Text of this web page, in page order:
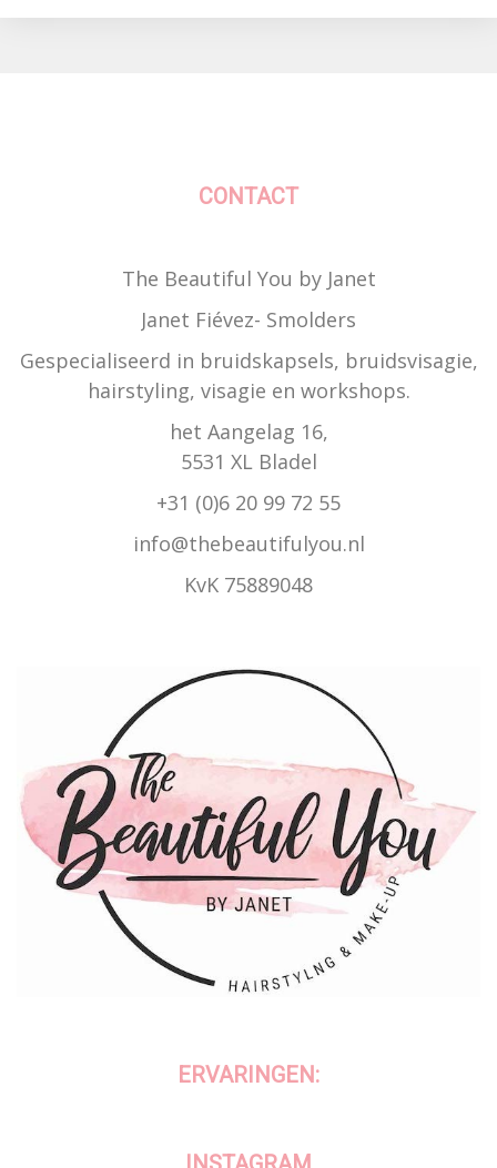
CONTACT
The Beautiful You by Janet
Janet Fiévez- Smolders
Gespecialiseerd in bruidskapsels, bruidsvisagie,
hairstyling, visagie en workshops.
het Aangelag 16,
5531 XL Bladel
+31 (0)6 20 99 72 55
info@thebeautifulyou.nl
KvK 75889048
ERVARINGEN: